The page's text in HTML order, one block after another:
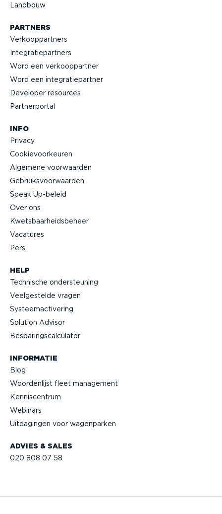
Landbouw
ADVIES & SALES
020 808 07 58
HELP
Technische onder­steuning
Veelge­stelde vragen
Systeem­ac­ti­vering
Solution Advisor
Bespa­rings­cal­cu­lator
INFORMATIE
Blog
Woorden­lijst fleet management
Kennis­centrum
Webinars
Uitdagingen voor wagenparken
PARTNERS
Verkoop­partners
Integra­tie­partners
Word een verkoop­partner
Word een integra­tie­partner
Developer resources
Partner­portal
INFO
Privacy
Cookie­voor­keuren
Algemene voorwaarden
Gebruiks­voor­waarden
Speak Up-beleid
Over ons
Kwets­baar­heids­beheer
Vacatures
Pers